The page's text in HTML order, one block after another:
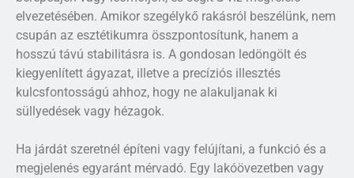
elvezetésében. Amikor szegélykő rakásról beszélünk, nem
csupán az esztétikumra összpontosítunk, hanem a
hosszú távú stabilitásra is. A gondosan ledöngölt és
kiegyenlített ágyazat, illetve a precíziós illesztés
kulcsfontosságú ahhoz, hogy ne alakuljanak ki
süllyedések vagy hézagok.
Ha járdát szeretnél építeni vagy felújítani, a funkció és a
megjelenés egyaránt mérvadó. Egy lakóövezetben vagy